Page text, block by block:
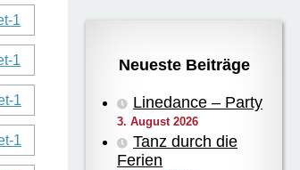
Neueste Beiträge
Linedance – Party
3. August 2026
Tanz durch die
Ferien